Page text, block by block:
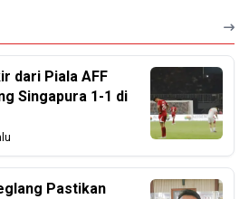
dari Piala AFF
Singapura 1-1 di
Pastikan